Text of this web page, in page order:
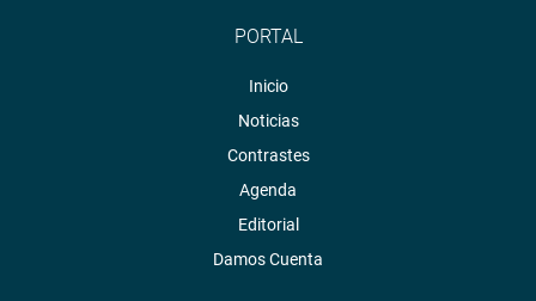
PORTAL
Inicio
Noticias
Contrastes
Agenda
Editorial
Damos Cuenta